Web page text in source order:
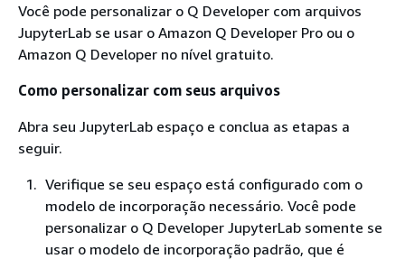
Você pode personalizar o Q Developer com arquivos
JupyterLab se usar o Amazon Q Developer Pro ou o
Amazon Q Developer no nível gratuito.
Como personalizar com seus arquivos
Abra seu JupyterLab espaço e conclua as etapas a
seguir.
Verifique se seu espaço está configurado com o
modelo de incorporação necessário. Você pode
personalizar o Q Developer JupyterLab somente se
usar o modelo de incorporação padrão, que é